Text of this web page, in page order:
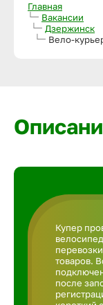
Главная
Вакансии
Дзержинск
Вело-
Купер
товаров.
после